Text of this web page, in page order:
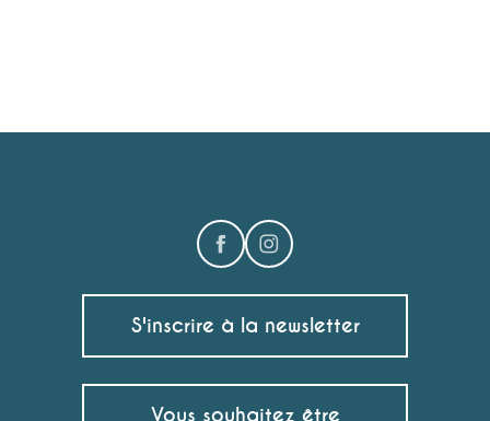
S'inscrire à la newsletter
Vous souhaitez être